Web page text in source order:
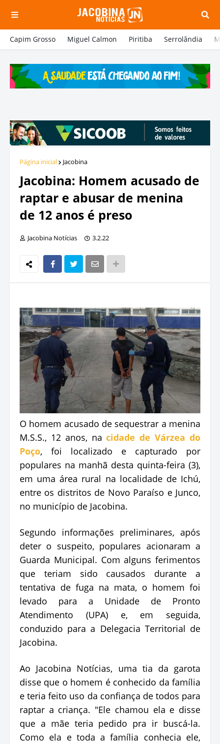
Capim Grosso Miguel Calmon Piritiba Serrolândia
Página inicial Jacobina
Jacobina: Homem acusado de
raptar e abusar de menina
de 12 anos é preso
Jacobina Notícias 3.2.22
O homem acusado de sequestrar a menina
M.S.S., 12 anos, nacidade de Várzea do
Poço, foi localizado e capturado por
populares na manhã desta quinta-feira (3),
em uma área rural na localidade de Ichú,
entre os distritos de Novo Paraíso e Junco,
no município de Jacobina.
Segundo informações preliminares, após
deter o suspeito, populares acionaram a
Guarda Municipal. Com alguns ferimentos
que teriam sido causados durante a
tentativa de fuga na mata, o homem foi
levado para a Unidade de Pronto
Atendimento (UPA) e, em seguida,
conduzido para a Delegacia Territorial de
Jacobina.
Ao Jacobina Notícias, uma tia da garota
disse que o homem é conhecido da família
e teria feito uso da confiança de todos para
raptar a criança. "Ele chamou ela e disse
que a mãe teria pedido pra ir buscá-la.
Como ela e toda a família conhecia ele,